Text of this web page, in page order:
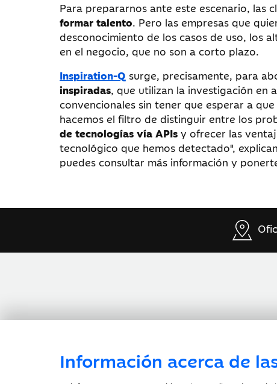
Para prepararnos ante este escenario, las
formar talento. Pero las empresas que
desconocimiento de los casos de uso, los
en el negocio, que no son a corto plazo.
Inspiration-Q surge, precisamente, para
inspiradas, que utilizan la investigación en
convencionales sin tener que esperar a
hacemos el filtro de distinguir entre los
de tecnologías vía APIs y ofrecer las
tecnológico que hemos detectado",
puedes consultar más información y
Información acerca de